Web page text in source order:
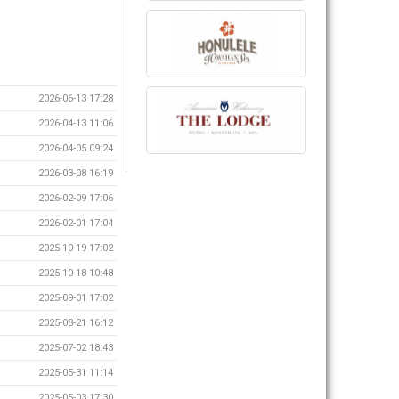
2026-06-13 17:28
2026-04-13 11:06
2026-04-05 09:24
2026-03-08 16:19
2026-02-09 17:06
2026-02-01 17:04
2025-10-19 17:02
2025-10-18 10:48
2025-09-01 17:02
2025-08-21 16:12
2025-07-02 18:43
2025-05-31 11:14